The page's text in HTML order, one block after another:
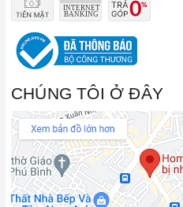
CHÚNG TÔI Ở ĐÂY